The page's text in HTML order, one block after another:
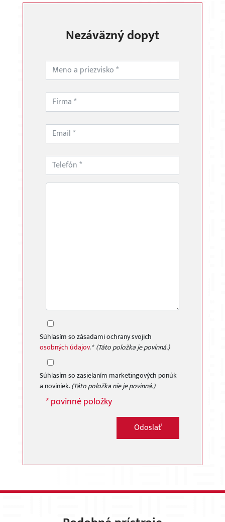
Nezáväzný dopyt
Súhlasím so zásadami ochrany svojich
osobných údajov. *(Táto položka je povinná.)
Súhlasím so zasielaním marketingových ponúk
a noviniek.(Táto položka nie je povinná.)
* povinné položky
Odoslať